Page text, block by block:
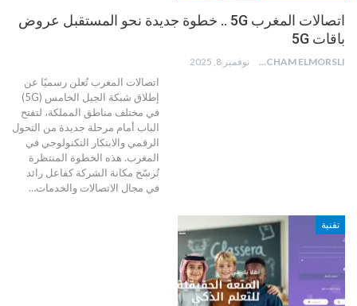
اتصالات المغرب 5G .. خطوة جديدة نحو المستقبل عروض
باقات 5G
HICHAM ELMORSLI نوفمبر 8, 2025
اتصالات المغرب تُعلن رسميًا عن
إطلاق شبكة الجيل الخامس (5G)
في مختلف مناطق المملكة، لتفتح
الباب أمام مرحلة جديدة من التحول
الرقمي والابتكار التكنولوجي في
المغرب. هذه الخطوة المنتظرة
تُرسّخ مكانة الشركة كفاعل رائد
في مجال الاتصالات والخدمات…
تقنية